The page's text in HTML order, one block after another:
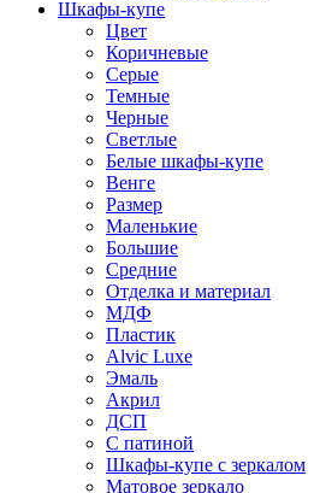
Шкафы-купе
Цвет
Коричневые
Серые
Темные
Черные
Светлые
Белые шкафы-купе
Венге
Размер
Маленькие
Большие
Средние
Отделка и материал
МДФ
Пластик
Alvic Luxe
Эмаль
Акрил
ДСП
С патиной
Шкафы-купе с зеркалом
Матовое зеркало